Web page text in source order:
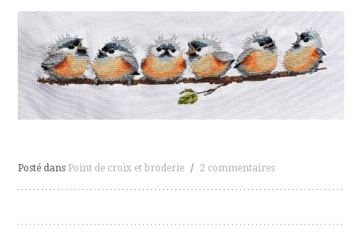
Posté dans Point de croix et broderie / 2 commentaires